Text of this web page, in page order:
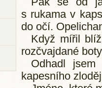
s rukama v
do očí.
Když mířil
rozčvajdané
Odhadl
kapesního